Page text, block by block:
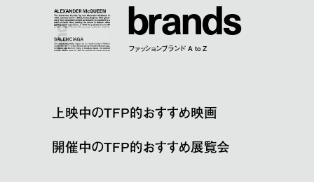
brands
ファッションブランド A to Z
上映中のTFP的おすすめ映画
開催中のTFP的おすすめ展覧会